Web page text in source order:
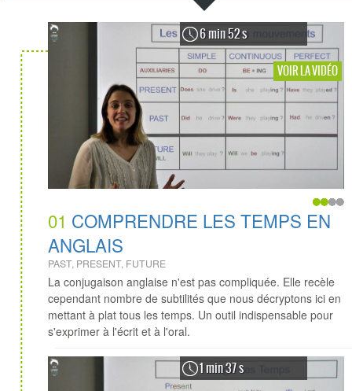
6 min 52 s
VOIR LA VIDÉO
01 COMPRENDRE LES TEMPS EN
ANGLAIS
PAST, PRESENT, FUTURE
La conjugaison anglaise n'est pas compliquée. Elle recèle
cependant nombre de subtilités que nous décryptons ici en
mettant à plat tous les temps. Un outil indispensable pour
s'exprimer à l'écrit et à l'oral.
1 min 37 s